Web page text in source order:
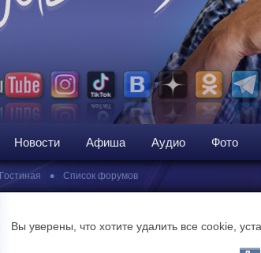
Новости Афиша Аудио Фото
Гостиная • Список форумов
Вы уверены, что хотите удалить все cookie,